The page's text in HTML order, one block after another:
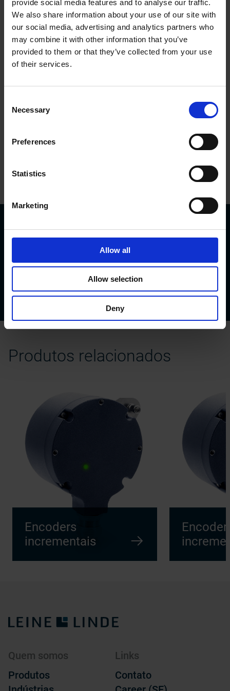
provide social media features and to analyse our traffic.
We also share information about your use of our site with
our social media, advertising and analytics partners who
may combine it with other information that you’ve
provided to them or that they’ve collected from your use
of their services.
Selection
Necessary
Preferences
Statistics
Marketing
Allow all
Allow selection
Deny
monitor
Dados técnicos
Supply voltage
Encapsulation level
Baixar
Datasheet PRSS
Manual PRSS
Connectors & cables
Flyer shielding connection
Produtos relacionados
Encoders
incrementais
Quem somos
Produtos
Links
Contato